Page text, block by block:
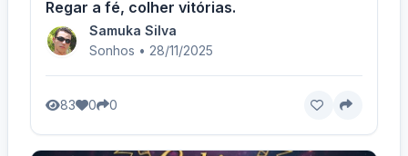
Regar a fé, colher vitórias.
Samuka Silva
Sonhos • 28/11/2025
83 0 0